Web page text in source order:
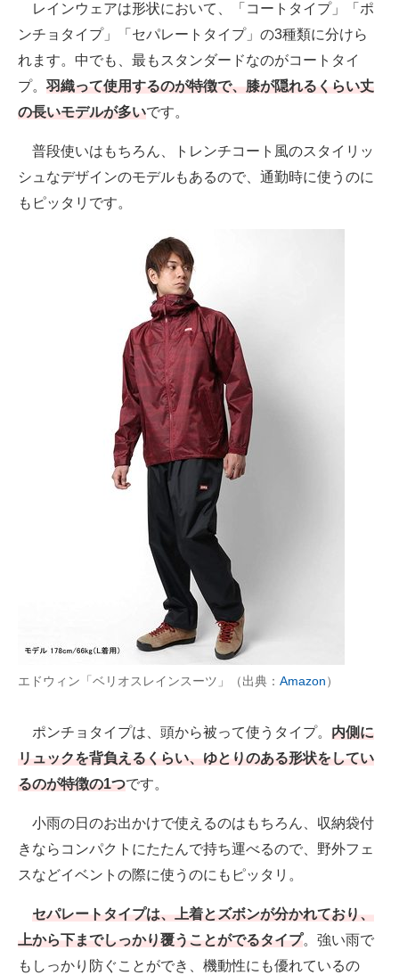
レインウェアは形状において、「コートタイプ」「ポ
ンチョタイプ」「セパレートタイプ」の3種類に分けら
れます。中でも、最もスタンダードなのがコートタイ
プ。 羽織って使用するのが特徴で、膝が隠れるくらい丈
の長いモデルが多いです。
普段使いはもちろん、トレンチコート風のスタイリッ
シュなデザインのモデルもあるので、通勤時に使うのに
もピッタリです。
エドウィン「ベリオスレインスーツ」（出典： Amazon）
ポンチョタイプは、頭から被って使うタイプ。 内側に
リュックを背負えるくらい、ゆとりのある形状をしてい
るのが特徴の1つです。
小雨の日のお出かけで使えるのはもちろん、収納袋付
きならコンパクトにたたんで持ち運べるので、野外フェ
スなどイベントの際に使うのにもピッタリ。
セパレートタイプは、上着とズボンが分かれており、
上から下までしっかり覆うことがでるタイプ。強い雨で
もしっかり防ぐことができ、機動性にも優れているの